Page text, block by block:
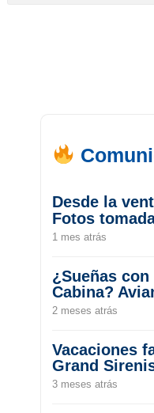
Desde la
Fotos
1 mes atrás
¿Sueñas
Cabina?
2 meses atrás
Vacaciones
Grand
3 meses atrás